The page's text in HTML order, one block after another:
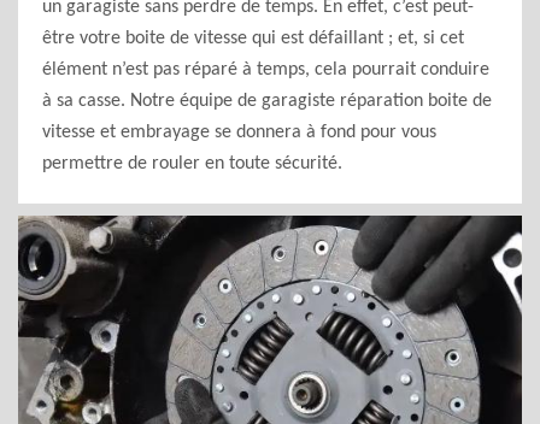
un garagiste sans perdre de temps. En effet, c’est peut-
être votre boite de vitesse qui est défaillant ; et, si cet
élément n’est pas réparé à temps, cela pourrait conduire
à sa casse. Notre équipe de garagiste réparation boite de
vitesse et embrayage se donnera à fond pour vous
permettre de rouler en toute sécurité.